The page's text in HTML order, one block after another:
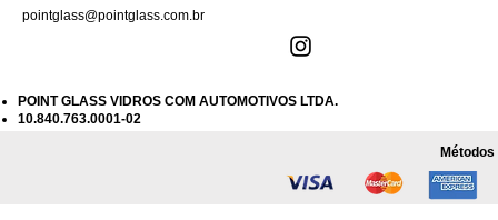
pointglass@pointglass.com.br
POINT GLASS VIDROS COM AUTOMOTIVOS LTDA.
10.840.763.0001-02